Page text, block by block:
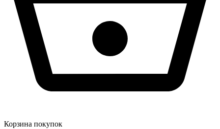
Корзина покупок